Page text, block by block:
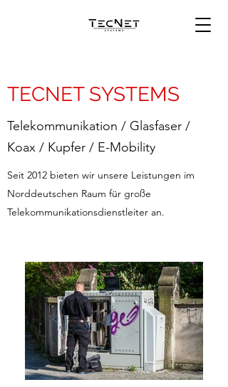
TECNET SYSTEMS
Telekommunikation / Glasfaser /
Koax / Kupfer / E-Mobility
Seit 2012 bieten wir unsere Leistungen im
Norddeutschen Raum für große
Telekommunikationsdienstleiter an.